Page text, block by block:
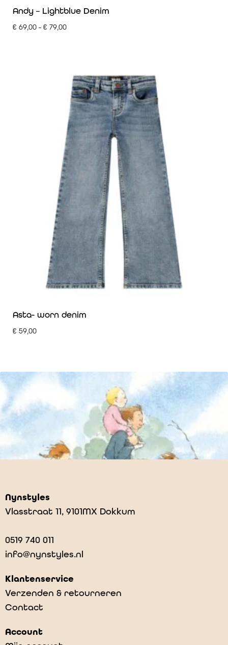
Andy – Lightblue Denim
€ 69,00 - € 79,00
Asta- worn denim
€ 59,00
€10,99
Nynstyles
Vlasstraat 11, 9101MX Dokkum
0519 740 011
info@nynstyles.nl
Klantenservice
Verzenden & retourneren
Contact
Account